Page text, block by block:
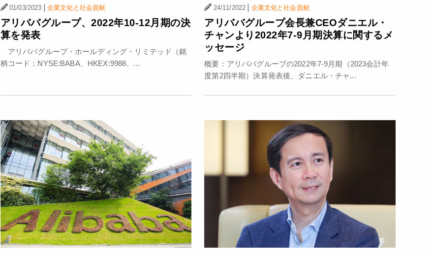
01/03/2023 | 企業文化と社会貢献
アリババグループ、2022年10-12月期の決
算を発表
アリババグループ・ホールディング・リミテッド（銘
柄コード：NYSE:BABA、HKEX:9988、...
24/11/2022 | 企業文化と社会貢献
アリババグループ会長兼CEOダニエル・
チャンより2022年7-9月期決算に関するメ
ッセージ
概要：アリババグループの2022年7-9月期（2023会計年
度第2四半期）決算発表後、ダニエル・チャ...